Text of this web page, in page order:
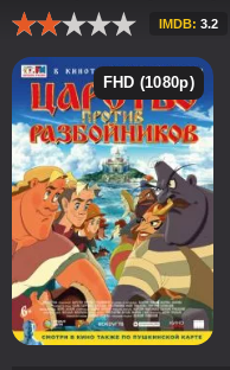
IMDB: 3.2
FHD (1080p)